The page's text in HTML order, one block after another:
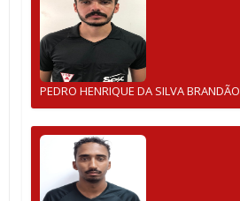
PEDRO HENRIQUE DA SILVA BRANDÃO